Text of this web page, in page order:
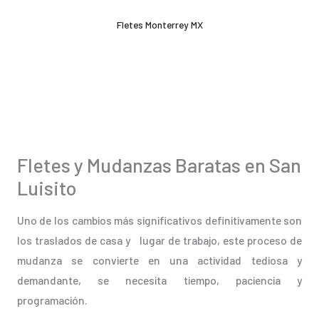
Fletes Monterrey MX
Fletes y Mudanzas Baratas en San
Luisito
Uno de los cambios más significativos definitivamente son
los traslados de casa y lugar de trabajo, este proceso de
mudanza se convierte en una actividad tediosa y
demandante, se necesita tiempo, paciencia y
programación.